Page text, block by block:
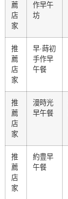
薦
店
家
作早午
坊
推
薦
店
家
早·蒔初
手作早
午餐
推
薦
店
家
漫時光
早午餐
推
薦
店
家
約豊早
午餐